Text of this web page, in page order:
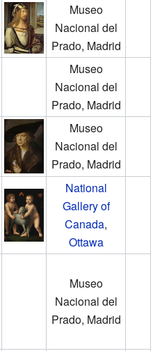
Museo
Nacional del
Prado, Madrid
Museo
Nacional del
Prado, Madrid
Museo
Nacional del
Prado, Madrid
National
Gallery of
Canada,
Ottawa
Museo
Nacional del
Prado, Madrid